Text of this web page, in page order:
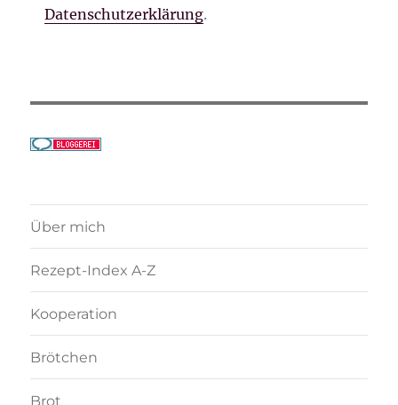
Datenschutzerklärung.
Über mich
Rezept-Index A-Z
Kooperation
Brötchen
Brot